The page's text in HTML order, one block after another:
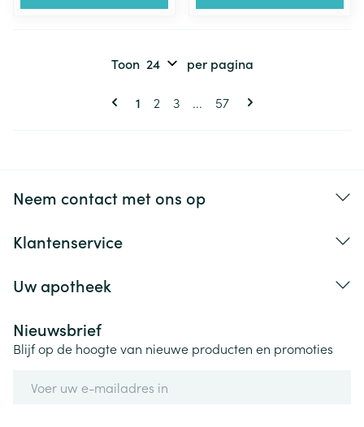
Pagina's
U lees momenteel pagina
1 Pagina
2 Pagina
3 ... Pagina
57
Toon per pagina
Neem contact met ons op
Klantenservice
Uw apotheek
Nieuwsbrief
Blijf op de hoogte van nieuwe producten en promoties